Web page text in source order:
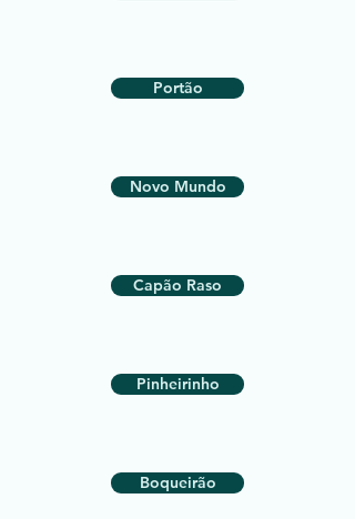
Portão
Novo Mundo
Capão Raso
Pinheirinho
Boqueirão